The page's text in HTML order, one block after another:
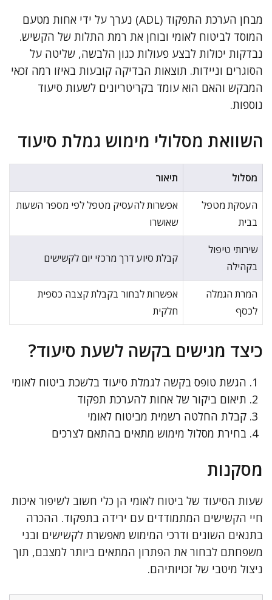
מבחן הערכת התפקוד (ADL) נערך על ידי אחות מטעם
המוסד לביטוח לאומי ובוחן את רמת התלות של הקשיש.
נבדקות יכולות לבצע פעולות כגון הלבשה, שליטה על
הסוגרים וניידות. תוצאות הבדיקה קובעות באיזו רמה זכאי
המבקש והאם הוא עומד בקריטריונים לשעות סיעוד
נוספות.
השוואת מסלולי מימוש גמלת סיעוד
מסלול תיאור
העסקת מטפל
בבית
אפשרות להעסיק מטפל לפי מספר השעות
שאושרו
שירותי טיפול
בקהילה
קבלת סיוע דרך מרכזי יום לקשישים
המרת הגמלה
לכסף
אפשרות לבחור בקבלת קצבה כספית
חלקית
כיצד מגישים בקשה לשעת סיעוד?
הגשת טופס בקשה לגמלת סיעוד בלשכת ביטוח לאומי
תיאום ביקור של אחות להערכת תפקוד
קבלת החלטה רשמית מביטוח לאומי
בחירת מסלול מימוש מתאים בהתאם לצרכים
מסקנות
שעות הסיעוד של ביטוח לאומי הן כלי חשוב לשיפור איכות
חיי הקשישים המתמודדים עם ירידה בתפקוד. ההכרה
בתנאים השונים ודרכי המימוש מאפשרת לקשישים ובני
משפחתם לבחור את הפתרון המתאים ביותר למצבם, תוך
ניצול מיטבי של זכויותיהם.